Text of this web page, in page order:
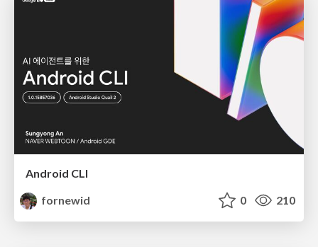
Android CLI
fornewid
0 210